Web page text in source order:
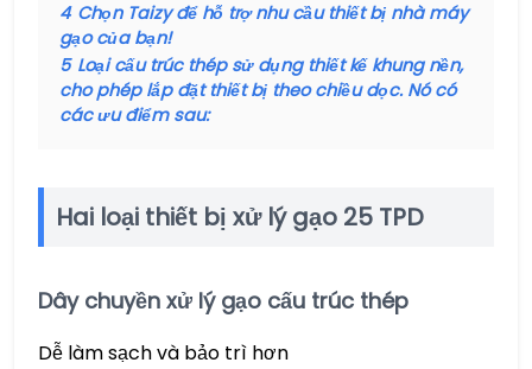
4 Chọn Taizy để hỗ trợ nhu cầu thiết bị nhà máy
gạo của bạn!
5 Loại cấu trúc thép sử dụng thiết kế khung nền,
cho phép lắp đặt thiết bị theo chiều dọc. Nó có
các ưu điểm sau:
Hai loại thiết bị xử lý gạo 25 TPD
Dây chuyền xử lý gạo cấu trúc thép
Dễ làm sạch và bảo trì hơn